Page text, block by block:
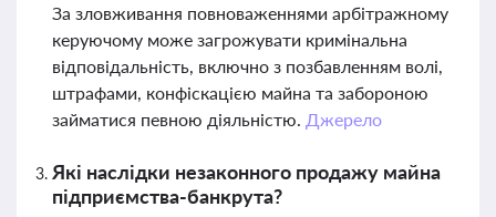
За зловживання повноваженнями арбітражному
керуючому може загрожувати кримінальна
відповідальність, включно з позбавленням волі,
штрафами, конфіскацією майна та забороною
займатися певною діяльністю. Джерело
Які наслідки незаконного продажу майна
підприємства-банкрута?